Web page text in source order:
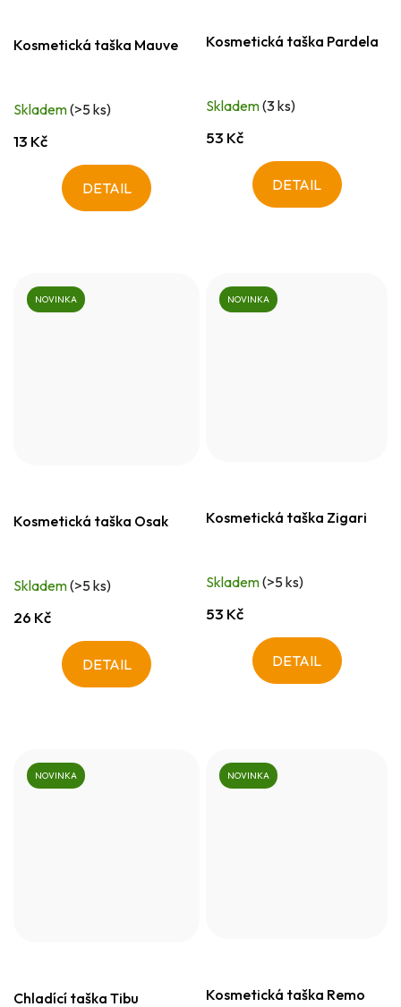
Kosmetická taška Mauve
Skladem(>5 ks)
13 Kč
DETAIL
Kosmetická taška Pardela
Skladem(3 ks)
53 Kč
DETAIL
NOVINKA
Kosmetická taška Osak
Skladem(>5 ks)
26 Kč
DETAIL
NOVINKA
Kosmetická taška Zigari
Skladem(>5 ks)
53 Kč
DETAIL
NOVINKA
Chladící taška Tibu
NOVINKA
Kosmetická taška Remo